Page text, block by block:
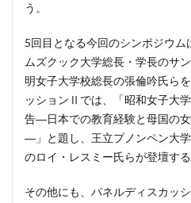
う。
5回目となる今回のシンポジウ
ムズクック大学総長・学長のサ
明女子大学校総長の張倫吟氏ら
ッションⅡでは、「昭和女子大
告―日本での教育経験と母国の
―」と題し、王立プノンペン大
のロイ・レスミー氏らが登壇する
その他にも、パネルディスカッ